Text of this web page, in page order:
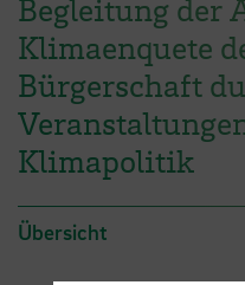
Begleitung der
Klimaenquete
Bürgerschaft
Klimapolitik
Übersicht